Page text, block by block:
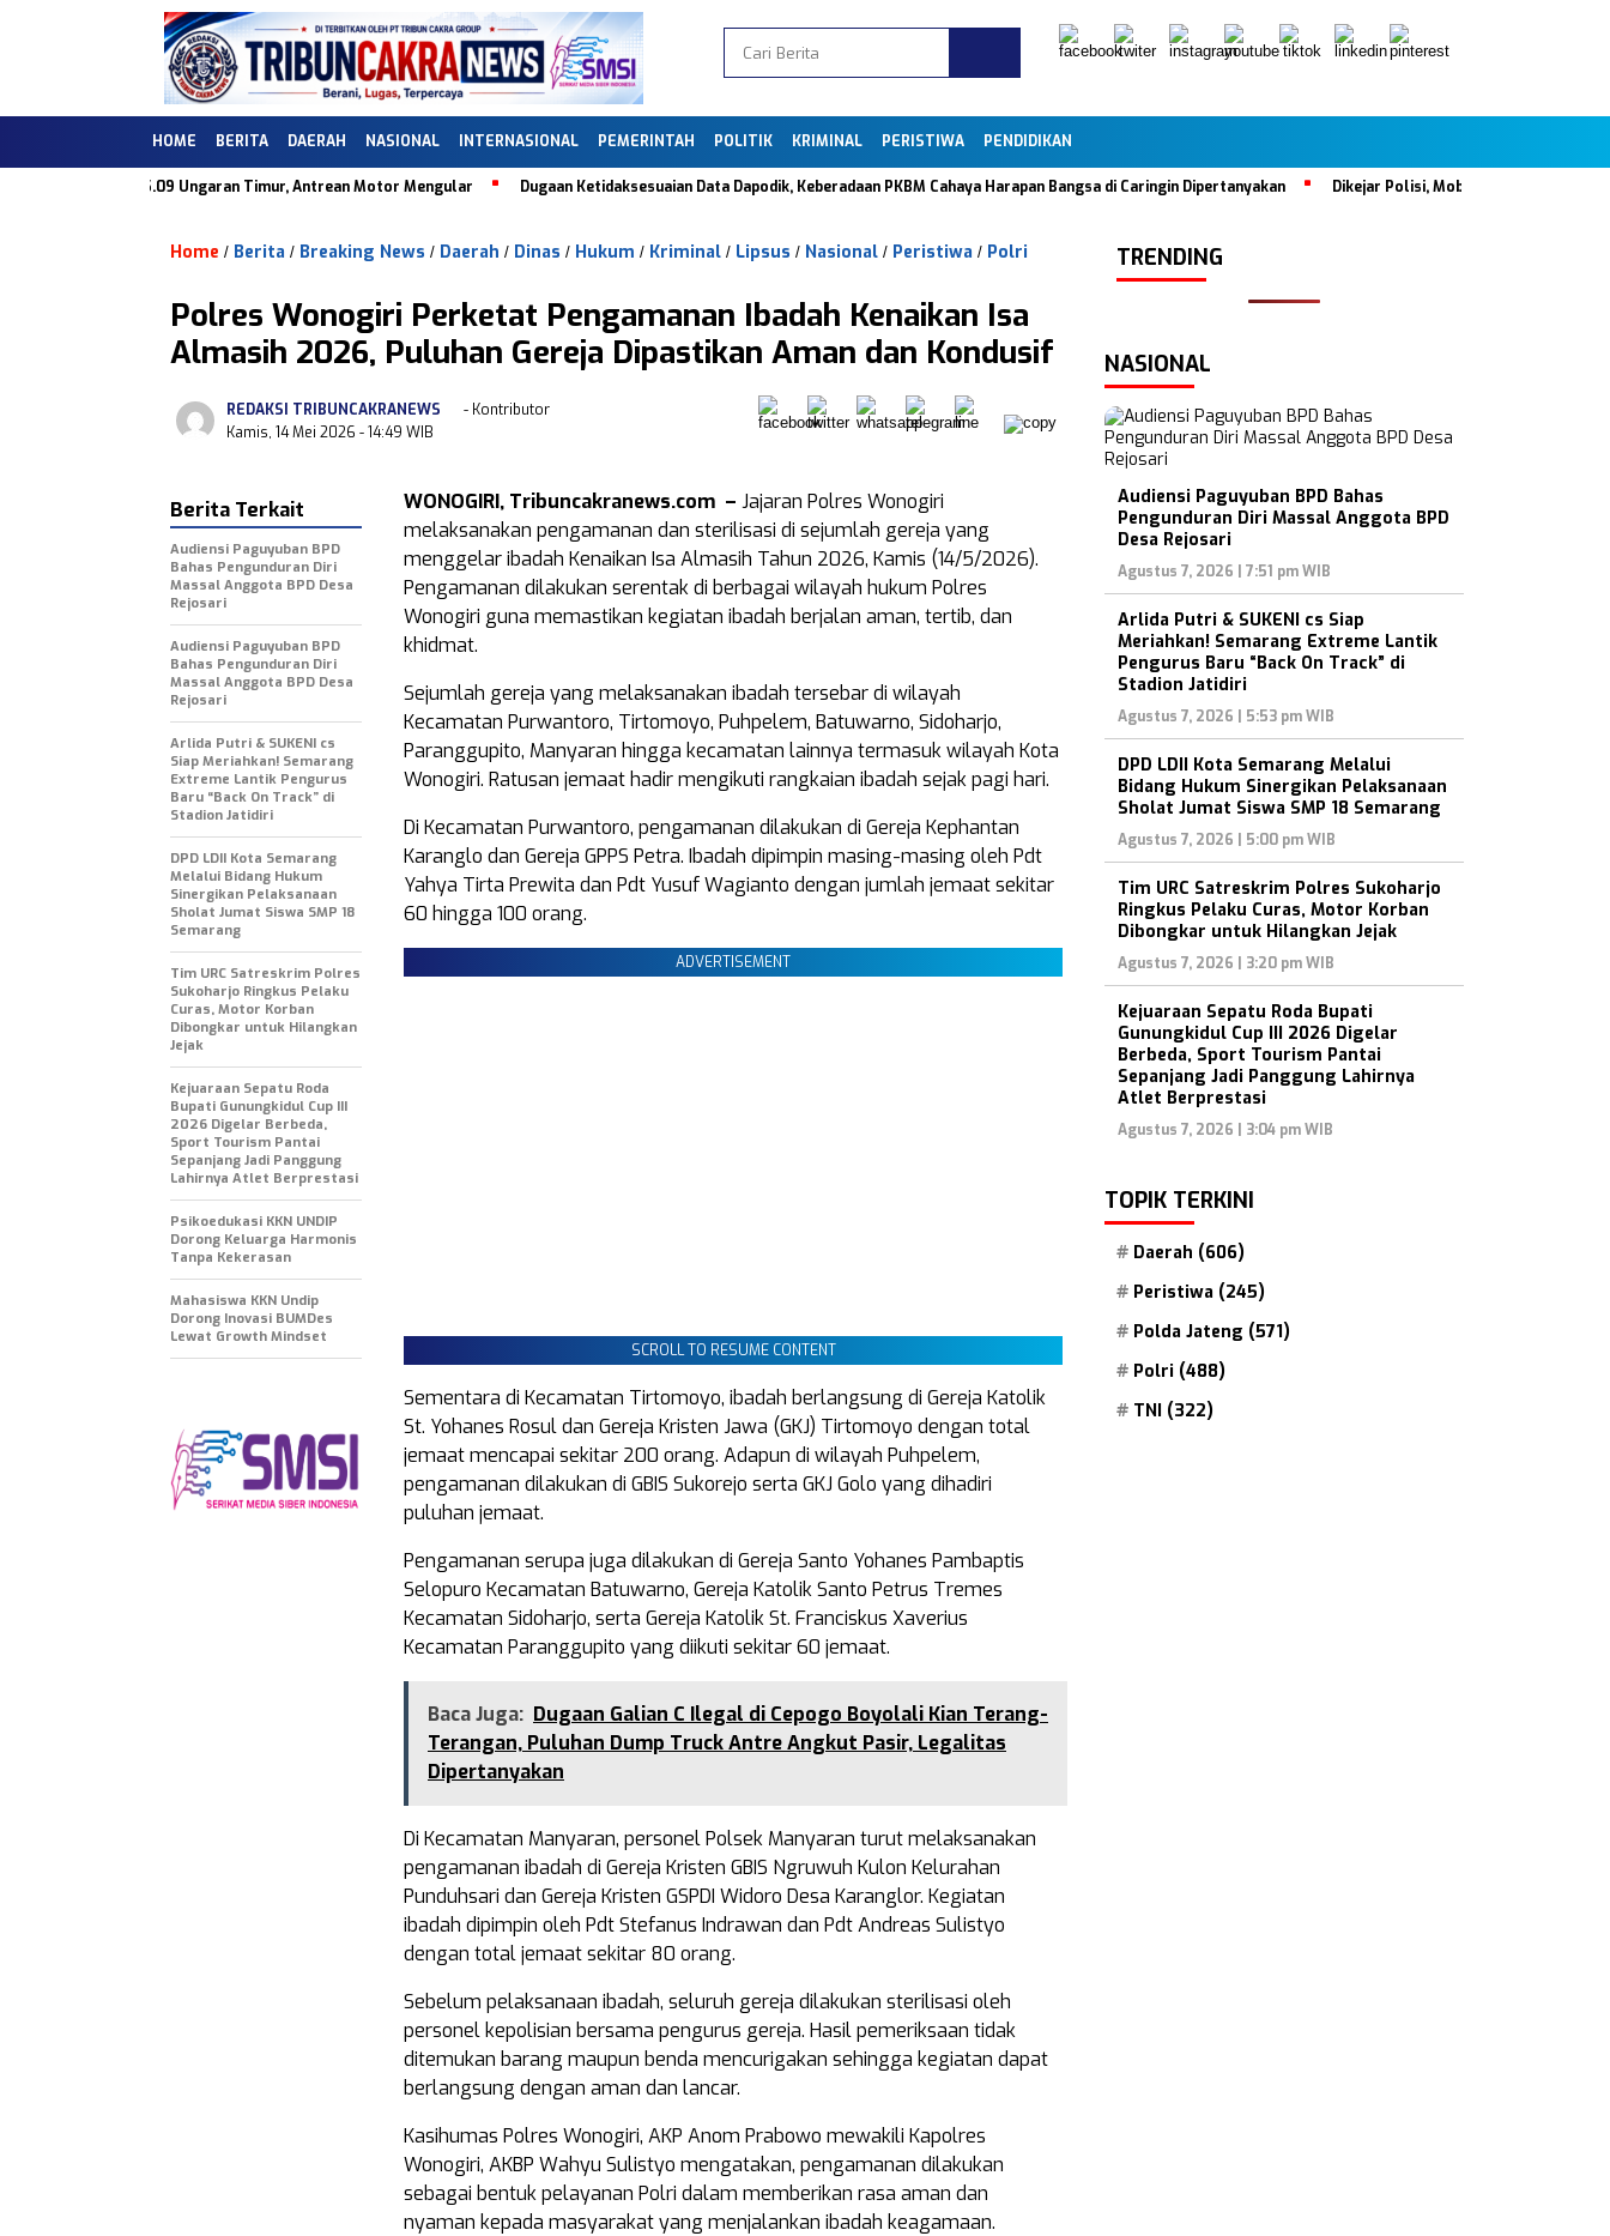
HOME BERITA DAERAH NASIONAL INTERNASIONAL PEMERINTAH POLITIK KRIMINAL PERISTIWA PENDIDIKAN
SPBU 44.505.09 Ungaran Timur, Antrean Motor Mengular Dugaan Ketidaksesuaian Data Dapodik, Keberadaan PKBM Cahaya Harapan Bangsa di Caringin Dipertanyakan Dikejar Polisi, Mobil Tabrak Satu Keluarga
Home / Berita / Breaking News / Daerah / Dinas / Hukum / Kriminal / Lipsus / Nasional / Peristiwa / Polri
Polres Wonogiri Perketat Pengamanan Ibadah Kenaikan Isa
Almasih 2026, Puluhan Gereja Dipastikan Aman dan Kondusif
REDAKSI TRIBUNCAKRANEWS
- Kontributor
Kamis, 14 Mei 2026 - 14:49 WIB
WONOGIRI, Tribuncakranews.com – Jajaran Polres Wonogiri
melaksanakan pengamanan dan sterilisasi di sejumlah gereja yang
menggelar ibadah Kenaikan Isa Almasih Tahun 2026, Kamis (14/5/2026).
Pengamanan dilakukan serentak di berbagai wilayah hukum Polres
Wonogiri guna memastikan kegiatan ibadah berjalan aman, tertib, dan
khidmat.
Sejumlah gereja yang melaksanakan ibadah tersebar di wilayah
Kecamatan Purwantoro, Tirtomoyo, Puhpelem, Batuwarno, Sidoharjo,
Paranggupito, Manyaran hingga kecamatan lainnya termasuk wilayah Kota
Wonogiri. Ratusan jemaat hadir mengikuti rangkaian ibadah sejak pagi hari.
Di Kecamatan Purwantoro, pengamanan dilakukan di Gereja Kephantan
Karanglo dan Gereja GPPS Petra. Ibadah dipimpin masing-masing oleh Pdt
Yahya Tirta Prewita dan Pdt Yusuf Wagianto dengan jumlah jemaat sekitar
60 hingga 100 orang.
ADVERTISEMENT
SCROLL TO RESUME CONTENT
Sementara di Kecamatan Tirtomoyo, ibadah berlangsung di Gereja Katolik
St. Yohanes Rosul dan Gereja Kristen Jawa (GKJ) Tirtomoyo dengan total
jemaat mencapai sekitar 200 orang. Adapun di wilayah Puhpelem,
pengamanan dilakukan di GBIS Sukorejo serta GKJ Golo yang dihadiri
puluhan jemaat.
Pengamanan serupa juga dilakukan di Gereja Santo Yohanes Pambaptis
Selopuro Kecamatan Batuwarno, Gereja Katolik Santo Petrus Tremes
Kecamatan Sidoharjo, serta Gereja Katolik St. Franciskus Xaverius
Kecamatan Paranggupito yang diikuti sekitar 60 jemaat.
Baca Juga: Dugaan Galian C Ilegal di Cepogo Boyolali Kian Terang-
Terangan, Puluhan Dump Truck Antre Angkut Pasir, Legalitas
Dipertanyakan
Di Kecamatan Manyaran, personel Polsek Manyaran turut melaksanakan
pengamanan ibadah di Gereja Kristen GBIS Ngruwuh Kulon Kelurahan
Punduhsari dan Gereja Kristen GSPDI Widoro Desa Karanglor. Kegiatan
ibadah dipimpin oleh Pdt Stefanus Indrawan dan Pdt Andreas Sulistyo
dengan total jemaat sekitar 80 orang.
Sebelum pelaksanaan ibadah, seluruh gereja dilakukan sterilisasi oleh
personel kepolisian bersama pengurus gereja. Hasil pemeriksaan tidak
ditemukan barang maupun benda mencurigakan sehingga kegiatan dapat
berlangsung dengan aman dan lancar.
Kasihumas Polres Wonogiri, AKP Anom Prabowo mewakili Kapolres
Wonogiri, AKBP Wahyu Sulistyo mengatakan, pengamanan dilakukan
sebagai bentuk pelayanan Polri dalam memberikan rasa aman dan
nyaman kepada masyarakat yang menjalankan ibadah keagamaan.
Berita Terkait
Audiensi Paguyuban BPD
Bahas Pengunduran Diri
Massal Anggota BPD Desa
Rejosari
Audiensi Paguyuban BPD
Bahas Pengunduran Diri
Massal Anggota BPD Desa
Rejosari
Arlida Putri & SUKENI cs
Siap Meriahkan! Semarang
Extreme Lantik Pengurus
Baru “Back On Track” di
Stadion Jatidiri
DPD LDII Kota Semarang
Melalui Bidang Hukum
Sinergikan Pelaksanaan
Sholat Jumat Siswa SMP 18
Semarang
Tim URC Satreskrim Polres
Sukoharjo Ringkus Pelaku
Curas, Motor Korban
Dibongkar untuk Hilangkan
Jejak
Kejuaraan Sepatu Roda
Bupati Gunungkidul Cup III
2026 Digelar Berbeda,
Sport Tourism Pantai
Sepanjang Jadi Panggung
Lahirnya Atlet Berprestasi
Psikoedukasi KKN UNDIP
Dorong Keluarga Harmonis
Tanpa Kekerasan
Mahasiswa KKN Undip
Dorong Inovasi BUMDes
Lewat Growth Mindset
TRENDING
NASIONAL
Audiensi Paguyuban BPD Bahas
Pengunduran Diri Massal Anggota BPD
Desa Rejosari
Agustus 7, 2026 | 7:51 pm WIB
Arlida Putri & SUKENI cs Siap
Meriahkan! Semarang Extreme Lantik
Pengurus Baru “Back On Track” di
Stadion Jatidiri
Agustus 7, 2026 | 5:53 pm WIB
DPD LDII Kota Semarang Melalui
Bidang Hukum Sinergikan Pelaksanaan
Sholat Jumat Siswa SMP 18 Semarang
Agustus 7, 2026 | 5:00 pm WIB
Tim URC Satreskrim Polres Sukoharjo
Ringkus Pelaku Curas, Motor Korban
Dibongkar untuk Hilangkan Jejak
Agustus 7, 2026 | 3:20 pm WIB
Kejuaraan Sepatu Roda Bupati
Gunungkidul Cup III 2026 Digelar
Berbeda, Sport Tourism Pantai
Sepanjang Jadi Panggung Lahirnya
Atlet Berprestasi
Agustus 7, 2026 | 3:04 pm WIB
TOPIK TERKINI
Daerah (606)
Peristiwa (245)
Polda Jateng (571)
Polri (488)
TNI (322)